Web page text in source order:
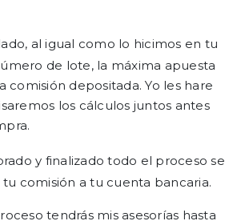
al igual como lo hicimos en tu
de lote, la máxima apuesta
comisión depositada. Yo les hare
los cálculos juntos antes
y finalizado todo el proceso se
comisión a tu cuenta bancaria.
tendrás mis asesorías hasta